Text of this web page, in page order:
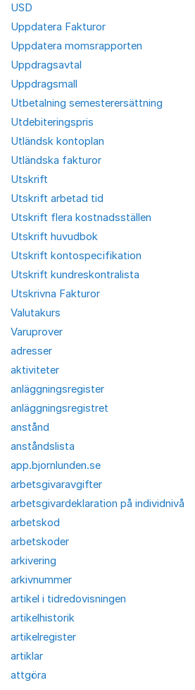
USD
Uppdatera Fakturor
Uppdatera momsrapporten
Uppdragsavtal
Uppdragsmall
Utbetalning semesterersättning
Utdebiteringspris
Utländsk kontoplan
Utländska fakturor
Utskrift
Utskrift arbetad tid
Utskrift flera kostnadsställen
Utskrift huvudbok
Utskrift kontospecifikation
Utskrift kundreskontralista
Utskrivna Fakturor
Valutakurs
Varuprover
adresser
aktiviteter
anläggningsregister
anläggningsregistret
anstånd
anståndslista
app.bjornlunden.se
arbetsgivaravgifter
arbetsgivardeklaration på individnivå
arbetskod
arbetskoder
arkivering
arkivnummer
artikel i tidredovisningen
artikelhistorik
artikelregister
artiklar
attgöra